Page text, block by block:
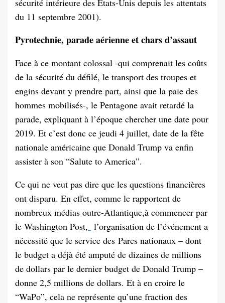
sécurité intérieure des États-Unis depuis les attentats
du 11 septembre 2001).
Pyrotechnie, parade aérienne et chars d’assaut
Face à ce montant colossal -qui comprenait les coûts
de la sécurité du défilé, le transport des troupes et
engins devant y prendre part, ainsi que la paie des
hommes mobilisés-, le Pentagone avait retardé la
parade, expliquant à l’époque chercher une date pour
2019. Et c’est donc ce jeudi 4 juillet, date de la fête
nationale américaine que Donald Trump va enfin
assister à son “Salute to America”.
Ce qui ne veut pas dire que les questions financières
ont disparu. En effet, comme le rapportent de
nombreux médias outre-Atlantique,à commencer par
le Washington Post, l’organisation de l’événement a
nécessité que le service des Parcs nationaux – dont
le budget a déjà été amputé de dizaines de millions
de dollars par le dernier budget de Donald Trump –
donne 2,5 millions de dollars. Et à en croire le
“WaPo”, cela ne représente qu’une fraction des